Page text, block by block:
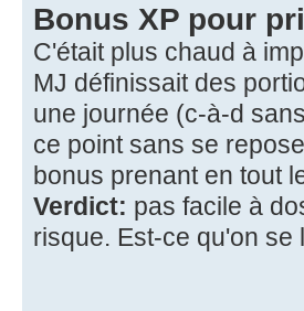
Bonus XP pour
C'était plus chaud à
MJ définissait des
une journée (c-à-d
ce point sans se
bonus prenant en tout
Verdict: pas facile à
risque. Est-ce qu'on se